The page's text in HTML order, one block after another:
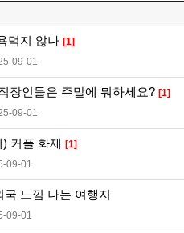
먹지 않나 [1]
09-01
장인들은 주말에 뭐하세요? [1]
09-01
커플 화제 [1]
09-01
느낌 나는 여행지
09-01